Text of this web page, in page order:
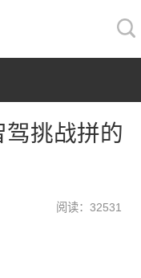
挑战拼的
阅读：32531